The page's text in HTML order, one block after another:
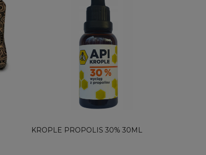
KROPLE PROPOLIS 30% 30ML